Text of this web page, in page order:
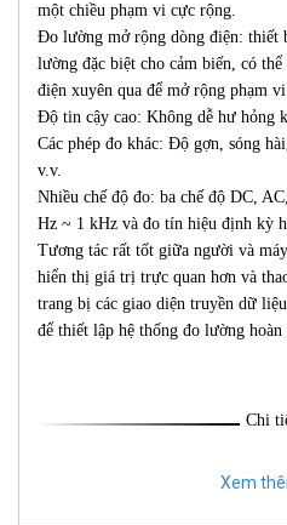
một chiều phạm vi cực rộng.
Đo lường mở rộng dòng điện: thiết
lường đặc biệt cho cảm biến, có
điện xuyên qua để mở rộng phạm
Độ tin cậy cao: Không dễ hư hỏng
Các phép đo khác: Độ gợn, sóng
v.v.
Nhiều chế độ đo: ba chế độ DC,
Hz ~ 1 kHz và đo tín hiệu định kỳ
Tương tác rất tốt giữa người và
hiển thị giá trị trực quan hơn và
trang bị các giao diện truyền dữ
để thiết lập hệ thống đo lường
Chi
Xem